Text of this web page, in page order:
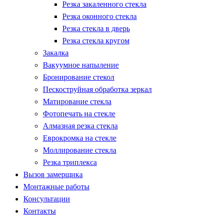
Резка закаленного стекла
Резка оконного стекла
Резка стекла в дверь
Резка стекла кругом
Закалка
Вакуумное напыление
Бронирование стекол
Пескоструйная обработка зеркал
Матирование стекла
Фотопечать на стекле
Алмазная резка стекла
Еврокромка на стекле
Моллирование стекла
Резка триплекса
Вызов замерщика
Монтажные работы
Консультации
Контакты